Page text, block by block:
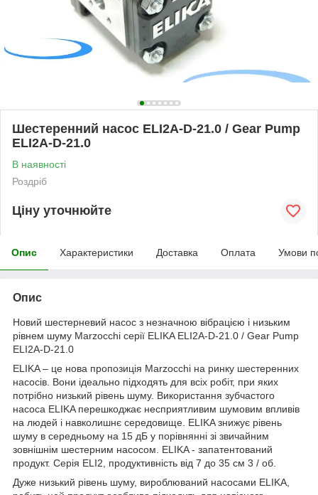
Шестеренний насос ELI2A-D-21.0 / Gear Pump
ELI2A-D-21.0
В наявності
Роздріб
Ціну уточнюйте
Опис Характеристики Доставка Оплата Умови
Опис
Новий шестерневий насос з незначною вібрацією і низьким
рівнем шуму Marzocchi серії ELIKA ELI2A-D-21.0 / Gear Pump
ELI2A-D-21.0
ELIKA – це нова пропозиція Marzocchi на ринку шестеренних
насосів. Вони ідеально підходять для всіх робіт, при яких
потрібно низький рівень шуму. Використання зубчастого
насоса ELIKA перешкоджає несприятливим шумовим впливів
на людей і навколишнє середовище. ELIKA знижує рівень
шуму в середньому на 15 дБ у порівнянні зі звичайним
зовнішнім шестерним насосом. ELIKA - запатентований
продукт. Серія ELI2, продуктивність від 7 до 35 см 3 / об.
Дуже низький рівень шуму, вироблюваний насосами ELIKA,